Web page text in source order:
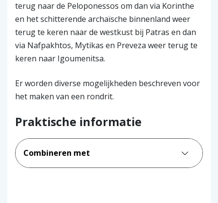
terug naar de Peloponessos om dan via Korinthe
en het schitterende archaïsche binnenland weer
terug te keren naar de westkust bij Patras en dan
via Nafpakhtos, Mytikas en Preveza weer terug te
keren naar Igoumenitsa.
Er worden diverse mogelijkheden beschreven voor
het maken van een rondrit.
Praktische informatie
Combineren met